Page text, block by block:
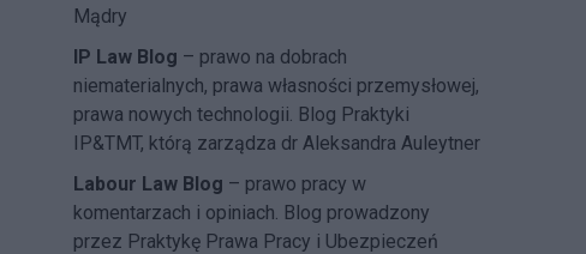
Mądry
IP Law Blog – prawo na dobrach
niematerialnych, prawa własności przemysłowej,
prawa nowych technologii. Blog Praktyki
IP&TMT, którą zarządza dr Aleksandra Auleytner
Labour Law Blog – prawo pracy w
komentarzach i opiniach. Blog prowadzony
przez Praktykę Prawa Pracy i Ubezpieczeń